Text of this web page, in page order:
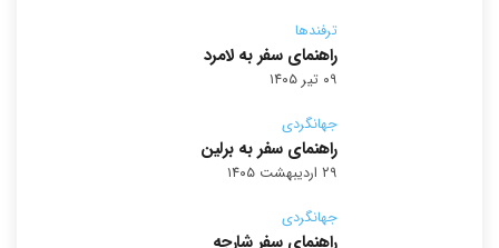
ترفندها
راهنمای سفر به لامرد
۰۹ تیر ۱۴۰۵
جهانگردی
راهنمای سفر به برلین
۲۹ اردیبهشت ۱۴۰۵
جهانگردی
راهنمای سفر شارجه